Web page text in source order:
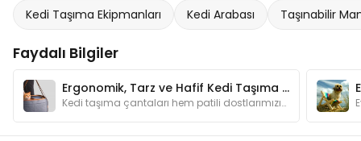
Kedi Taşıma Ekipmanları Kedi Arabası Taşınabilir
Faydalı Bilgiler
Ergonomik, Tarz ve Hafif Kedi Taşıma Çantaları
Kedi taşıma çantaları hem patili dostlarımızın hem de bizlerin ihtiyaçlarına cevap verecek özel tasarımları ile hayat kurtaran çözümler sunarlar.